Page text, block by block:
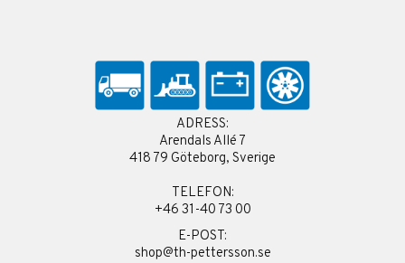
ADRESS:
Arendals Allé 7
418 79 Göteborg, Sverige
TELEFON:
+46 31-40 73 00
E-POST:
shop@th-pettersson.se